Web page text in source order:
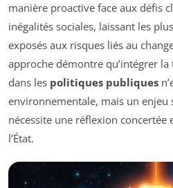
manière proactive face aux défis
inégalités sociales, laissant les
exposés aux risques liés au
approche démontre qu’intégrer
dans les politiques publiques
environnementale, mais un enjeu
nécessite une réflexion concertée
l’État.